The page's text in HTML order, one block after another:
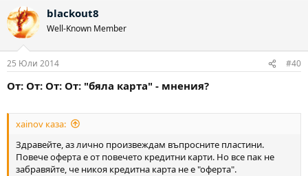
blackout8
Well-Known Member
25 Юли 2014 #40
От: От: От: От: "бяла карта" - мнения?
xainov каза:
Здравейте, аз лично произвеждам въпросните пластини.
Повече оферта е от повечето кредитни карти. Но все пак не
забравяйте, че никоя кредитна карта не е "оферта".